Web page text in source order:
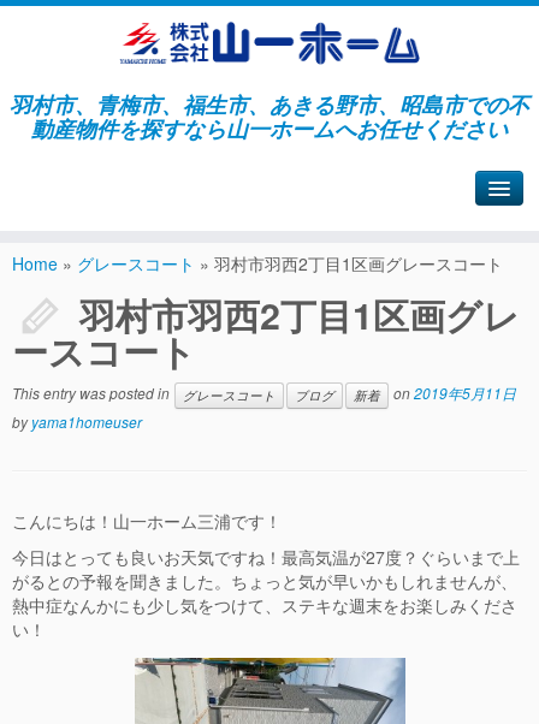
羽村市、青梅市、福生市、あきる野市、昭島市での不
動産物件を探すなら山一ホームへお任せください
Home » グレースコート » 羽村市羽西2丁目1区画グレースコート
羽村市羽西2丁目1区画グレ
ースコート
This entry was posted in グレースコート ブログ 新着 on2019年5月11日
byyama1homeuser
こんにちは！山一ホーム三浦です！
今日はとっても良いお天気ですね！最高気温が27度？ぐらいまで上
がるとの予報を聞きました。ちょっと気が早いかもしれませんが、
熱中症なんかにも少し気をつけて、ステキな週末をお楽しみくださ
い！